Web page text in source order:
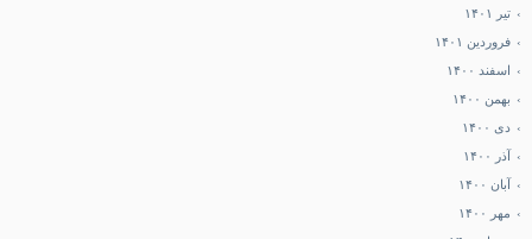
تیر ۱۴۰۱
فروردین ۱۴۰۱
اسفند ۱۴۰۰
بهمن ۱۴۰۰
دی ۱۴۰۰
آذر ۱۴۰۰
آبان ۱۴۰۰
مهر ۱۴۰۰